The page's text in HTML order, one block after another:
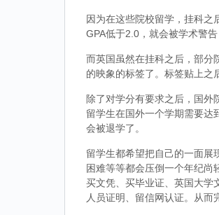
因为在这些院校留学，挂科之
GPA低于2.0，就会被学术警
而英国虽然在挂科之后，部分
的映象的标签了。标签贴上之
除了对学分有要求之后，国
留学生在国外一个学期需要达
会被退学了。
留学生都希望把自己的一面展
困难等等都会压倒一个年纪尚
买文凭、买毕业证、英国大学
人员证明、留信网认证。从而